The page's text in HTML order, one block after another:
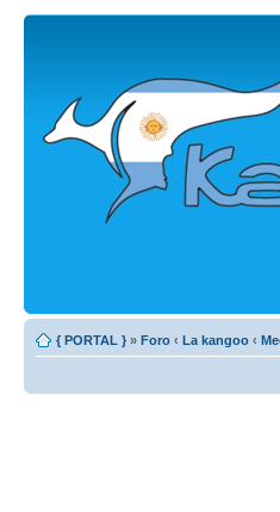
{ PORTAL } » Foro ‹ La kangoo ‹